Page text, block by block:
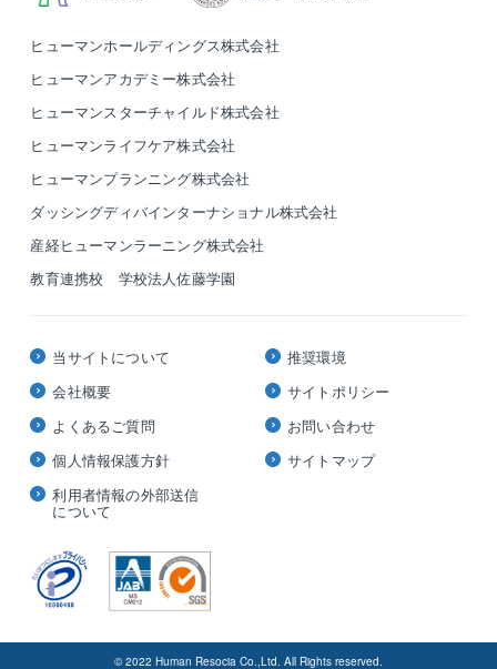
ヒューマンホールディングス株式会社
ヒューマンアカデミー株式会社
ヒューマンスターチャイルド株式会社
ヒューマンライフケア株式会社
ヒューマンプランニング株式会社
ダッシングディバインターナショナル株式会社
産経ヒューマンラーニング株式会社
教育連携校 学校法人佐藤学園
当サイトについて
会社概要
よくあるご質問
個人情報保護方針
利用者情報の外部送信
について
推奨環境
サイトポリシー
お問い合わせ
サイトマップ
© 2022 Human Resocia Co.,Ltd. All Rights reserved.